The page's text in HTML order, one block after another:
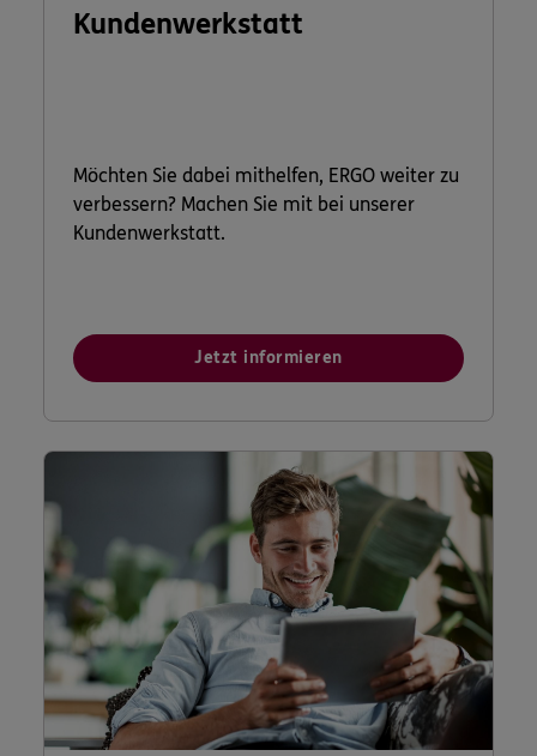
Kundenwerkstatt
Möchten Sie dabei mithelfen, ERGO weiter zu
verbessern? Machen Sie mit bei unserer
Kundenwerkstatt.
Jetzt informieren